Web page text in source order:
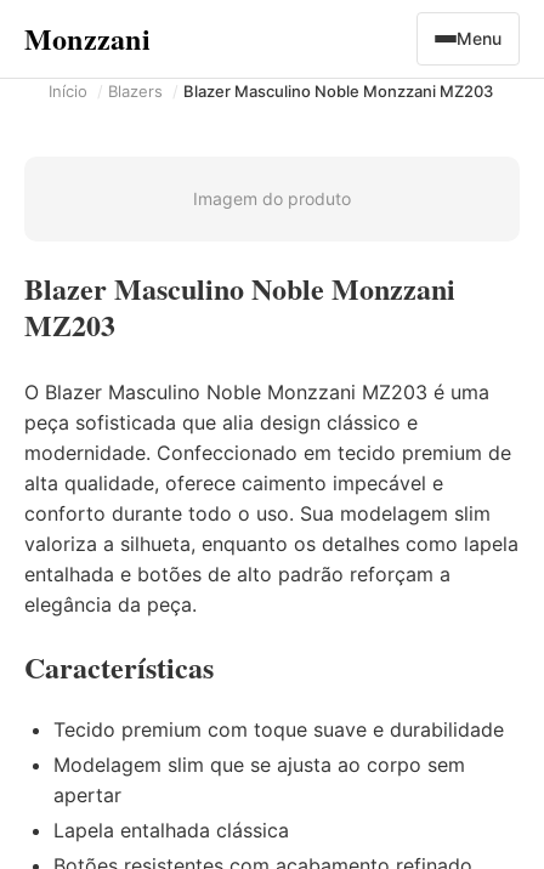
Monzzani Menu
Início Blazers Blazer Masculino Noble Monzzani MZ203
Imagem do produto
Blazer Masculino Noble Monzzani
MZ203
O Blazer Masculino Noble Monzzani MZ203 é uma
peça sofisticada que alia design clássico e
modernidade. Confeccionado em tecido premium de
alta qualidade, oferece caimento impecável e
conforto durante todo o uso. Sua modelagem slim
valoriza a silhueta, enquanto os detalhes como lapela
entalhada e botões de alto padrão reforçam a
elegância da peça.
Características
Tecido premium com toque suave e durabilidade
Modelagem slim que se ajusta ao corpo sem
apertar
Lapela entalhada clássica